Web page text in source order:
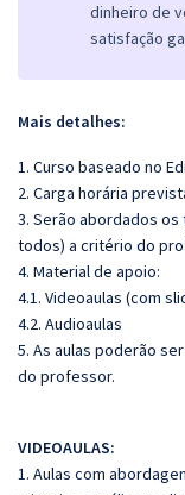
dinheiro de
satisfação
Mais detalhes:
1. Curso baseado no
2. Carga horária
3. Serão abordados
todos) a critério do
4. Material de apoio:
4.1. Videoaulas (com
4.2. Audioaulas
5. As aulas poderão
do professor.
VIDEOAULAS:
1. Aulas com